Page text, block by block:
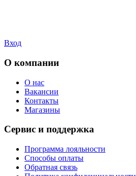
Вход
О компании
О нас
Вакансии
Контакты
Магазины
Сервис и поддержка
Программа лояльности
Способы оплаты
Обратная связь